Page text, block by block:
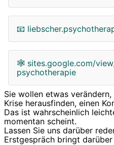
📧
🕸 sites.google.com/
psychotherapie
Sie wollen etwas
Krise herausfinden, einen
Das ist wahrscheinlich
momentan scheint.
Lassen Sie uns darüber
Erstgespräch bringt